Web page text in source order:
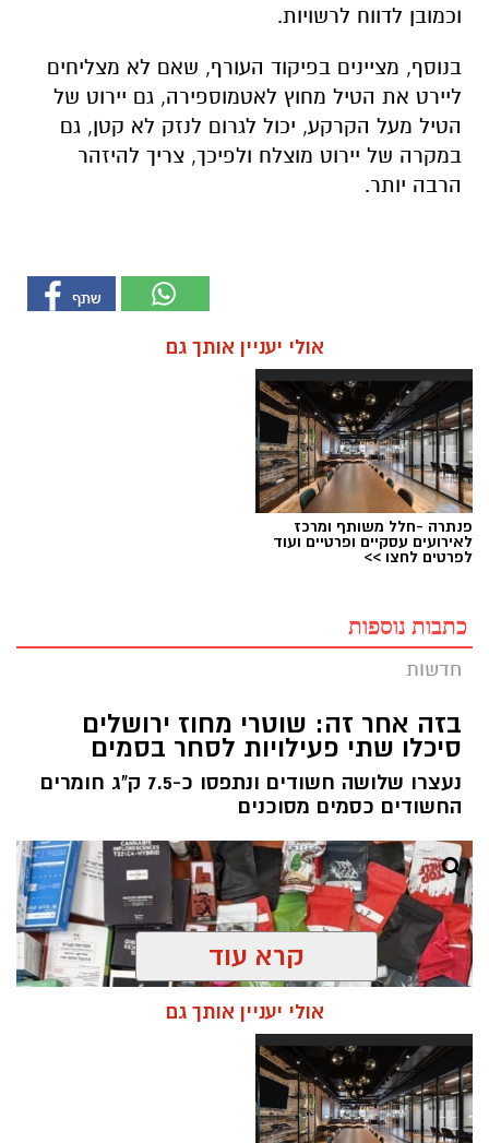
וכמובן לדווח לרשויות.
בנוסף, מציינים בפיקוד העורף, שאם לא מצליחים
ליירט את הטיל מחוץ לאטמוספירה, גם יירוט של
הטיל מעל הקרקע, יכול לגרום לנזק לא קטן, גם
במקרה של יירוט מוצלח ולפיכך, צריך להיזהר
הרבה יותר.
אולי יעניין אותך גם
פנתרה -חלל משותף ומרכז
לאירועים עסקיים ופרטיים ועוד
לפרטים לחצו >>
כתבות נוספות
חדשות
בזה אחר זה: שוטרי מחוז ירושלים
סיכלו שתי פעילויות לסחר בסמים
נעצרו שלושה חשודים ונתפסו כ-7.5 ק"ג חומרים
החשודים כסמים מסוכנים
קרא עוד
אולי יעניין אותך גם